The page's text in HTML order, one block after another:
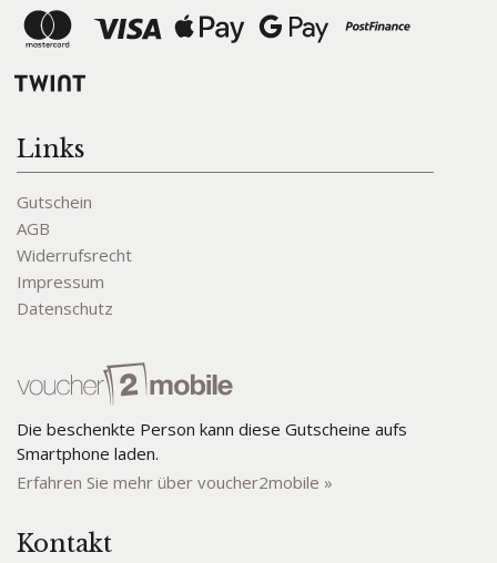
Links
Gutschein
AGB
Widerrufsrecht
Impressum
Datenschutz
Die beschenkte Person kann diese Gutscheine aufs
Smartphone laden.
Erfahren Sie mehr über voucher2mobile »
Kontakt